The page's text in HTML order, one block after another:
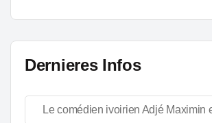
Dernieres Infos
Le comédien ivoirien Adjé Maximin